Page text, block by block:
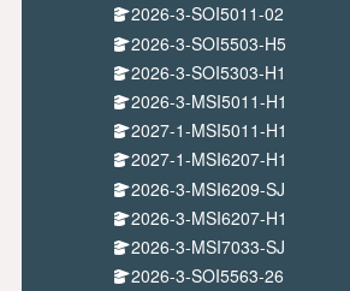
2026-3-SOI5011-02
2026-3-SOI5503-H5
2026-3-SOI5303-H1
2026-3-MSI5011-H1
2027-1-MSI5011-H1
2027-1-MSI6207-H1
2026-3-MSI6209-SJ
2026-3-MSI6207-H1
2026-3-MSI7033-SJ
2026-3-SOI5563-26